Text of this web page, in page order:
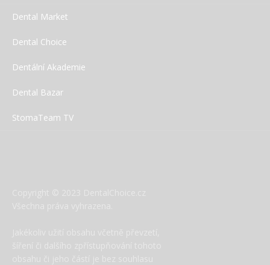
Dental Market
Dental Choice
Dentální Akademie
Dental Bazar
StomaTeam TV